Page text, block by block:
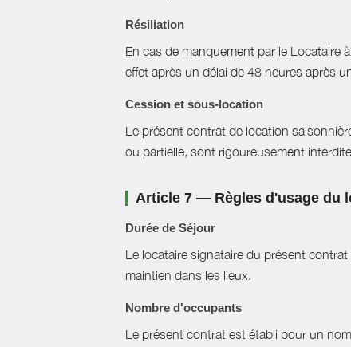
Résiliation
En cas de manquement par le Locataire
effet après un délai de 48 heures après
Cession et sous-location
Le présent contrat de location
ou partielle, sont rigoureusement
Article 7 — Règles d'usage du
Durée de Séjour
Le locataire signataire du présent
maintien dans les lieux.
Nombre d'occupants
Le présent contrat est établi pour un